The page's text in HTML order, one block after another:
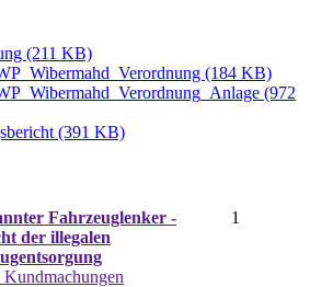
(211 KB)
(184 KB)
(972
(391 KB)
Fahrzeuglenker -
der illegalen
Kundmachungen
1